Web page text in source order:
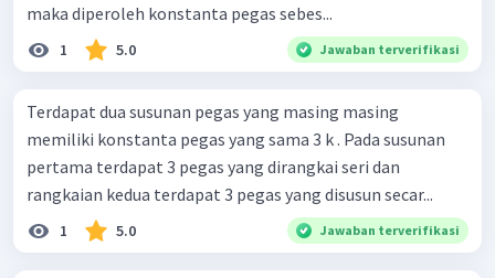
maka diperoleh konstanta pegas sebes...
1 5.0 Jawaban terverifikasi
Terdapat dua susunan pegas yang masing masing
memiliki konstanta pegas yang sama 3 k . Pada susunan
pertama terdapat 3 pegas yang dirangkai seri dan
rangkaian kedua terdapat 3 pegas yang disusun secar...
1 5.0 Jawaban terverifikasi